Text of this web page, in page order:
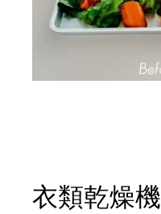
衣類乾燥